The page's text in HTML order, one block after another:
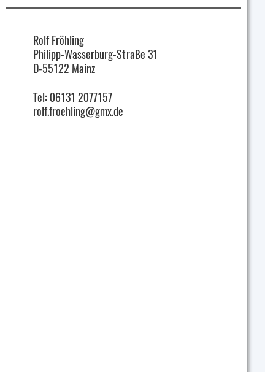
Rolf Fröhling
Philipp-Wasserburg-Straße 31
D-55122 Mainz
Tel: 06131 2077157
rolf.froehling@gmx.de